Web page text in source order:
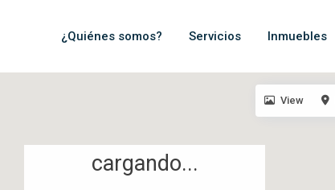
¿Quiénes somos? Servicios Inmuebles
cargando...
View